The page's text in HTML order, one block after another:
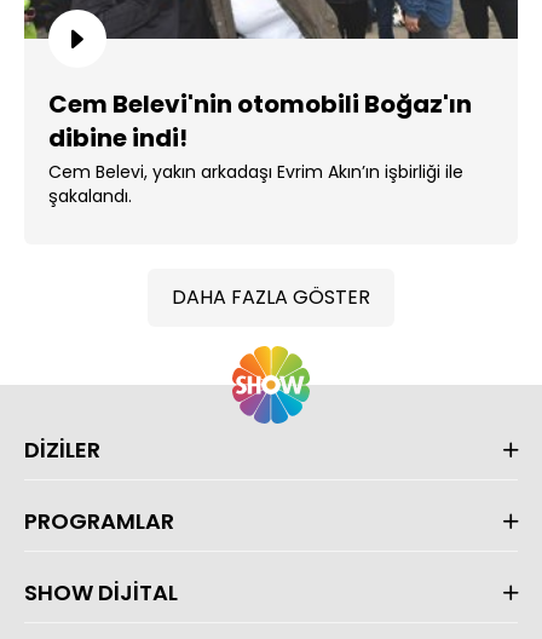
Cem Belevi'nin otomobili Boğaz'ın
dibine indi!
Cem Belevi, yakın arkadaşı Evrim Akın’ın işbirliği ile
şakalandı.
DAHA FAZLA GÖSTER
DİZİLER
PROGRAMLAR
SHOW DİJİTAL